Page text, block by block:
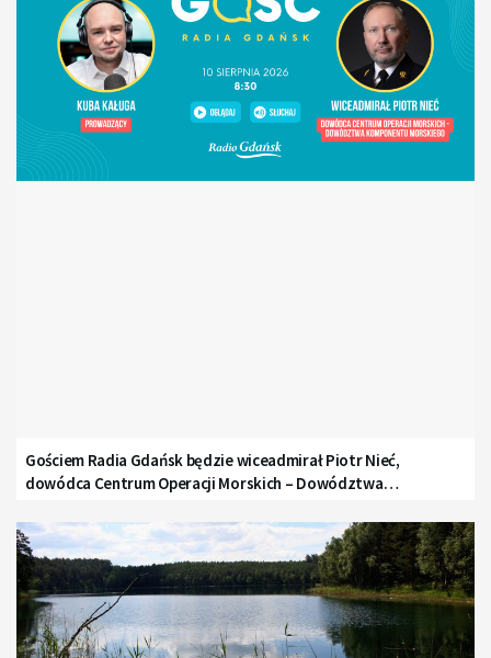
Gościem Radia Gdańsk będzie wiceadmirał Piotr Nieć,
dowódca Centrum Operacji Morskich – Dowództwa